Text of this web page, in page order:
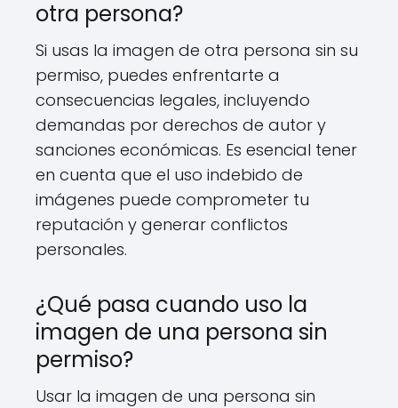
otra persona?
Si usas la imagen de otra persona sin su
permiso, puedes enfrentarte a
consecuencias legales, incluyendo
demandas por derechos de autor y
sanciones económicas. Es esencial tener
en cuenta que el uso indebido de
imágenes puede comprometer tu
reputación y generar conflictos
personales.
¿Qué pasa cuando uso la
imagen de una persona sin
permiso?
Usar la imagen de una persona sin